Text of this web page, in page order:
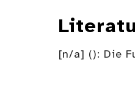
[n/a] (): Die